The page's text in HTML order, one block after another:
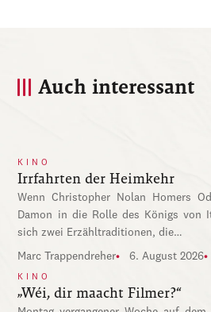
Auch interessant
KINO
Irrfahrten der Heimkehr
Wenn Christopher Nolan Homers
Damon in die Rolle des Königs von
sich zwei Erzähltraditionen, die…
Marc Trappendreher 6. August 2026
KINO
„Wéi, dir maacht Filmer?“